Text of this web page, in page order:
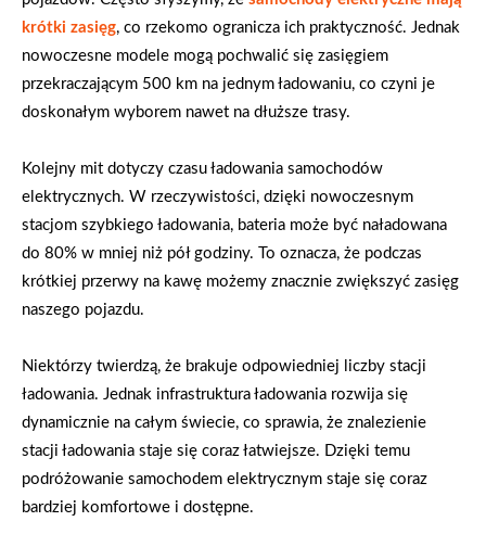
krótki zasięg, co rzekomo ogranicza ich praktyczność. Jednak
nowoczesne modele mogą pochwalić się zasięgiem
przekraczającym 500 km na jednym ładowaniu, co czyni je
doskonałym wyborem nawet na dłuższe trasy.
Kolejny mit dotyczy czasu ładowania samochodów
elektrycznych. W rzeczywistości, dzięki nowoczesnym
stacjom szybkiego ładowania, bateria może być naładowana
do 80% w mniej niż pół godziny. To oznacza, że podczas
krótkiej przerwy na kawę możemy znacznie zwiększyć zasięg
naszego pojazdu.
Niektórzy twierdzą, że brakuje odpowiedniej liczby stacji
ładowania. Jednak infrastruktura ładowania rozwija się
dynamicznie na całym świecie, co sprawia, że znalezienie
stacji ładowania staje się coraz łatwiejsze. Dzięki temu
podróżowanie samochodem elektrycznym staje się coraz
bardziej komfortowe i dostępne.